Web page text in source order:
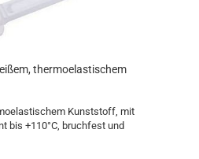
thermoelastischem
Kunststoff, mit
bis +110°C, bruchfest und